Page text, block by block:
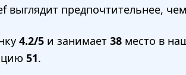
выглядит предпочтительнее,
4.2/5 и занимает 38 место в
51.